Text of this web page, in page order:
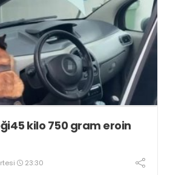
kilo 750 gram eroin
23:30